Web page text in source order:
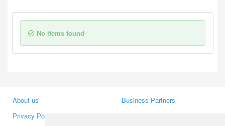
No items found
About us
Privacy Policy
Business Partners